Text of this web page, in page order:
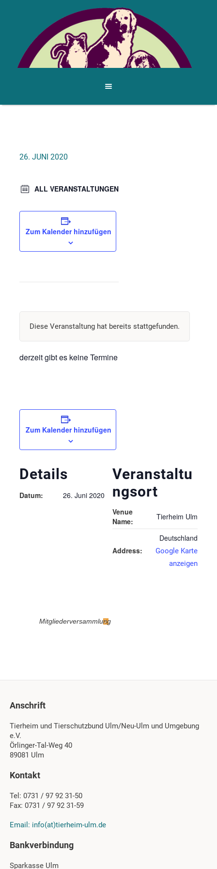
26. JUNI 2020
ALL VERANSTALTUNGEN
Zum Kalender hinzufügen
Diese Veranstaltung hat bereits stattgefunden.
derzeit gibt es keine Termine
Zum Kalender hinzufügen
Details
Datum: 26. Juni 2020
Veranstaltu
ngsort
Venue
Name:
Tierheim Ulm
Address:
Deutschland
Google Karte
anzeigen
Mitgliederversammlung
Anschrift
Tierheim und Tierschutzbund Ulm/Neu-Ulm und Umgebung
e.V.
Örlinger-Tal-Weg 40
89081 Ulm
Kontakt
Tel: 0731 / 97 92 31-50
Fax: 0731 / 97 92 31-59
Email: info(at)tierheim-ulm.de
Bankverbindung
Sparkasse Ulm